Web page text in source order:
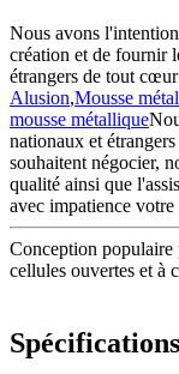
Nous avons
création et de fournir
étrangers de tout
Alusion,Mousse
mousse métallique
nationaux et
souhaitent négocier,
qualité ainsi que
avec impatience
Conception populaire
cellules ouvertes et à